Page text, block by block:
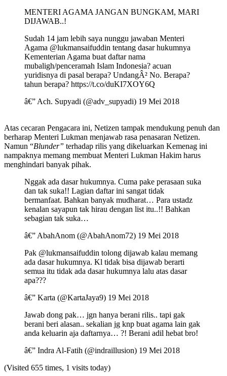
MENTERI AGAMA JANGAN BUNGKAM, MARI
DIJAWAB..!
Sudah 14 jam lebih saya nunggu jawaban Menteri
Agama @lukmansaifuddin tentang dasar hukumnya
Kementerian Agama buat daftar nama
mubaligh/penceramah Islam Indonesia? acuan
yuridisnya di pasal berapa? UndangÂ² No. Berapa?
tahun berapa? https://t.co/duKI7XOY6Q
â€” Ach. Supyadi (@adv_supyadi) 19 Mei 2018
Atas cecaran Pengacara ini, Netizen tampak mendukung penuh dan
berharap Menteri Lukman menjawab rasa penasaran Netizen.
Namun “Blunder” terhadap rilis yang dikeluarkan Kemenag ini
nampaknya memang membuat Menteri Lukman Hakim harus
menghindari banyak pihak.
Nggak ada dasar hukumnya. Cuma pake perasaan suka
dan tak suka!! Lagian daftar ini sangat tidak
bermanfaat. Bahkan banyak mudharat… Para ustadz
kenalan sayapun tak hirau dengan list itu..!! Bahkan
sebagian tak suka…
â€” AbahAnom (@AbahAnom72) 19 Mei 2018
Pak @lukmansaifuddin tolong dijawab kalau memang
ada dasar hukumnya. Kl tidak bisa dijawab berarti
semua itu tidak ada dasar hukumnya lalu atas dasar
apa???
â€” Karta (@KartaJaya9) 19 Mei 2018
Jawab dong pak… jgn hanya berani rilis.. tapi gak
berani beri alasan.. sekalian jg knp buat agama lain gak
anda keluarin aja daftarnya… ?! Berani adil hebat bro!
â€” Indra Al-Fatih (@indraillusion) 19 Mei 2018
(Visited 655 times, 1 visits today)